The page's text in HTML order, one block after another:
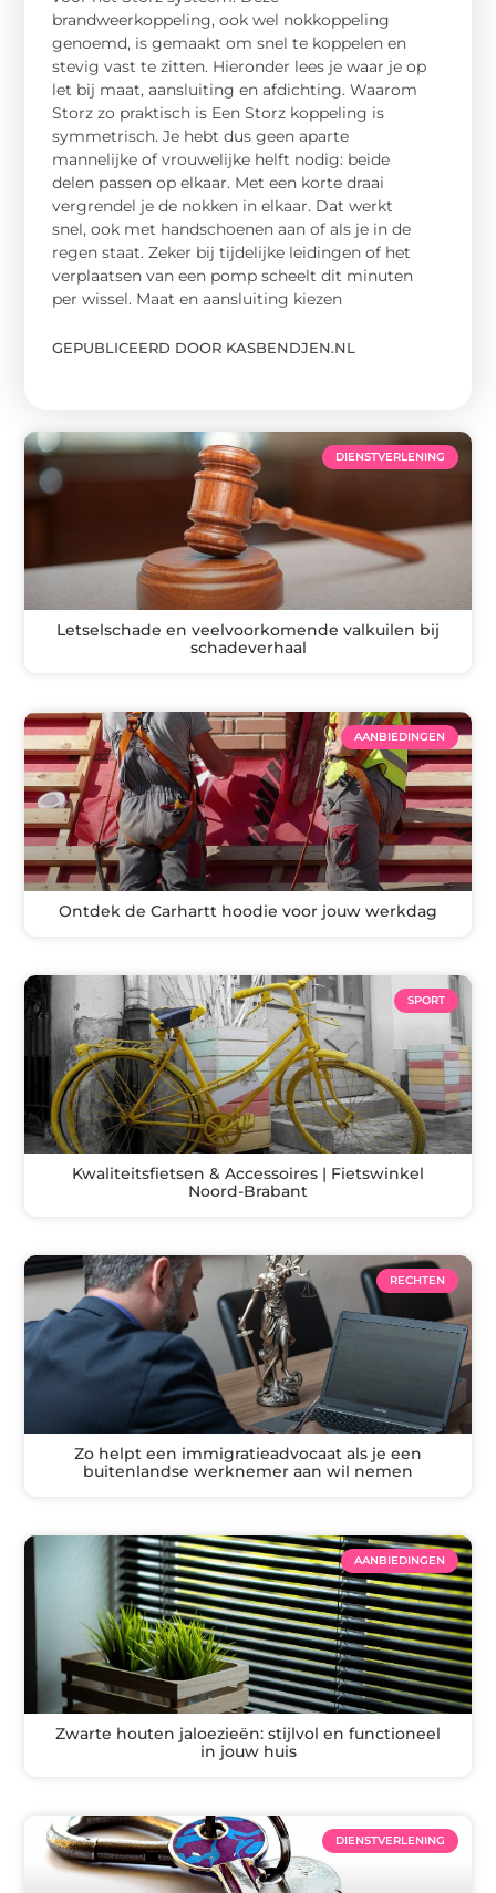
brandweerkoppeling, ook wel nokkoppeling
genoemd, is gemaakt om snel te koppelen en
stevig vast te zitten. Hieronder lees je waar je op
let bij maat, aansluiting en afdichting. Waarom
Storz zo praktisch is Een Storz koppeling is
symmetrisch. Je hebt dus geen aparte
mannelijke of vrouwelijke helft nodig: beide
delen passen op elkaar. Met een korte draai
vergrendel je de nokken in elkaar. Dat werkt
snel, ook met handschoenen aan of als je in de
regen staat. Zeker bij tijdelijke leidingen of het
verplaatsen van een pomp scheelt dit minuten
per wissel. Maat en aansluiting kiezen
GEPUBLICEERD DOOR KASBENDJEN.NL
DIENSTVERLENING
Letselschade en veelvoorkomende valkuilen bij
schadeverhaal
AANBIEDINGEN
Ontdek de Carhartt hoodie voor jouw werkdag
SPORT
Kwaliteitsfietsen & Accessoires | Fietswinkel
Noord-Brabant
RECHTEN
Zo helpt een immigratieadvocaat als je een
buitenlandse werknemer aan wil nemen
AANBIEDINGEN
Zwarte houten jaloezieën: stijlvol en functioneel
in jouw huis
DIENSTVERLENING